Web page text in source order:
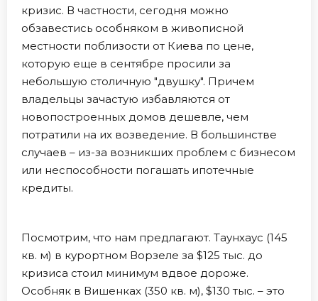
кризис. В частности, сегодня можно
обзавестись особняком в живописной
местности поблизости от Киева по цене,
которую еще в сентябре просили за
небольшую столичную "двушку". Причем
владельцы зачастую избавляются от
новопостроенных домов дешевле, чем
потратили на их возведение. В большинстве
случаев – из-за возникших проблем с бизнесом
или неспособности погашать ипотечные
кредиты.
Посмотрим, что нам предлагают. Таунхаус (145
кв. м) в курортном Ворзеле за $125 тыс. до
кризиса стоил минимум вдвое дороже.
Особняк в Вишенках (350 кв. м), $130 тыс. – это